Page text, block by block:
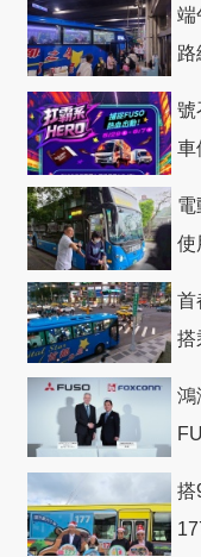
端
路
號
車
電
使
首
搭
鴻
搭